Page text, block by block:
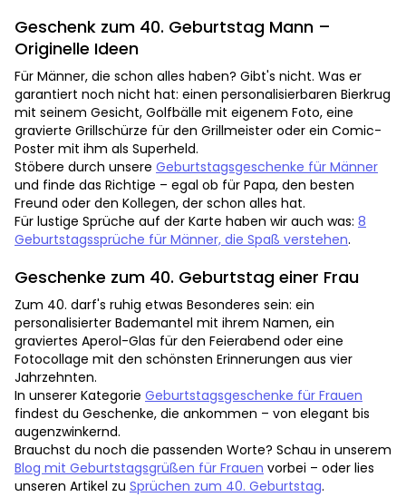
Geschenk zum 40. Geburtstag Mann –
Originelle Ideen
Für Männer, die schon alles haben? Gibt's nicht. Was er
garantiert noch nicht hat: einen personalisierbaren Bierkrug
mit seinem Gesicht, Golfbälle mit eigenem Foto, eine
gravierte Grillschürze für den Grillmeister oder ein Comic-
Poster mit ihm als Superheld.
Stöbere durch unsere Geburtstagsgeschenke für Männer
und finde das Richtige – egal ob für Papa, den besten
Freund oder den Kollegen, der schon alles hat.
Für lustige Sprüche auf der Karte haben wir auch was: 8
Geburtstagssprüche für Männer, die Spaß verstehen.
Geschenke zum 40. Geburtstag einer Frau
Zum 40. darf's ruhig etwas Besonderes sein: ein
personalisierter Bademantel mit ihrem Namen, ein
graviertes Aperol-Glas für den Feierabend oder eine
Fotocollage mit den schönsten Erinnerungen aus vier
Jahrzehnten.
In unserer Kategorie Geburtstagsgeschenke für Frauen
findest du Geschenke, die ankommen – von elegant bis
augenzwinkernd.
Brauchst du noch die passenden Worte? Schau in unserem
Blog mit Geburtstagsgrüßen für Frauen vorbei – oder lies
unseren Artikel zu Sprüchen zum 40. Geburtstag.